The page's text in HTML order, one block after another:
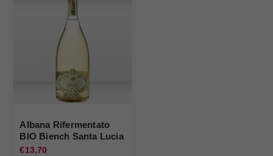
Albana Rifermentato
BIO Biench Santa Lucia
€13,70